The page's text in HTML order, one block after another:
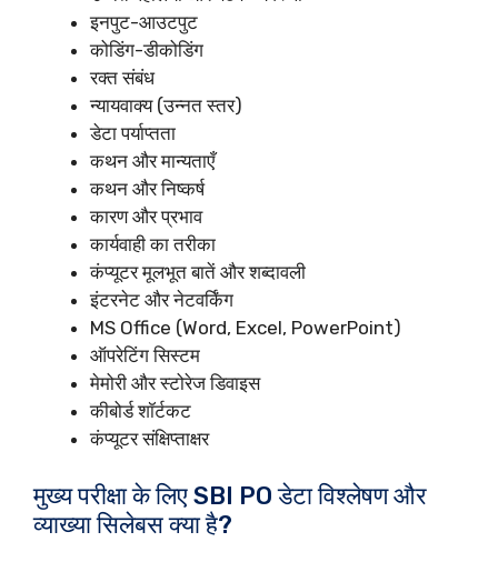
इनपुट-आउटपुट
कोडिंग-डीकोडिंग
रक्त संबंध
न्यायवाक्य (उन्नत स्तर)
डेटा पर्याप्तता
कथन और मान्यताएँ
कथन और निष्कर्ष
कारण और प्रभाव
कार्यवाही का तरीका
कंप्यूटर मूलभूत बातें और शब्दावली
इंटरनेट और नेटवर्किंग
MS Office (Word, Excel, PowerPoint)
ऑपरेटिंग सिस्टम
मेमोरी और स्टोरेज डिवाइस
कीबोर्ड शॉर्टकट
कंप्यूटर संक्षिप्ताक्षर
मुख्य परीक्षा के लिए SBI PO डेटा विश्लेषण और
व्याख्या सिलेबस क्या है?